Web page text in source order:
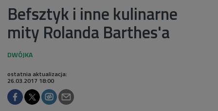
Befsztyk i inne kulinarne
mity Rolanda Barthes'a
ostatnia aktualizacja:
26.03.2017 18:00